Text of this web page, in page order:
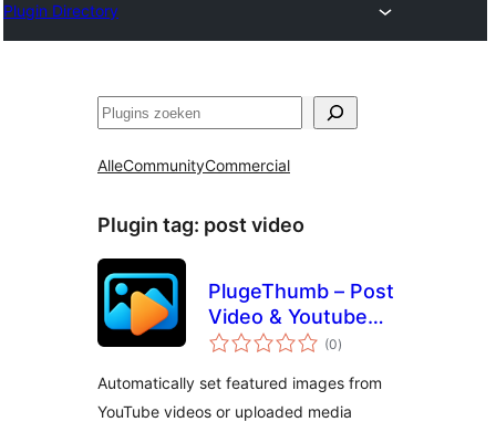
Plugin Directory
Zoeken
AlleCommunityCommercial
Plugin tag: post video
PlugeThumb – Post
Video & Youtube
Featured
(0totaal
waarderingen
)
Automatically set featured images from
YouTube videos or uploaded media